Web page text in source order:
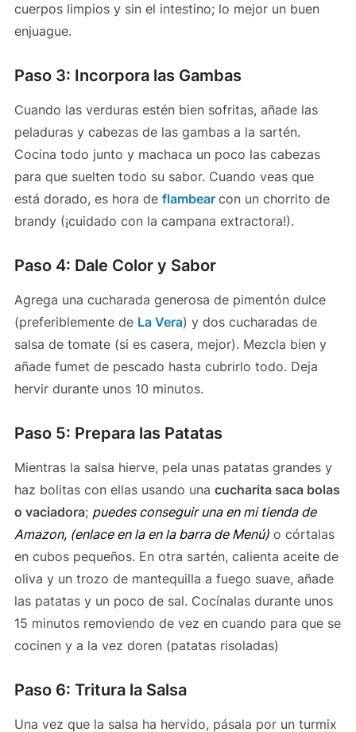
cuerpos limpios y sin el intestino; lo mejor un buen
enjuague.
Paso 3: Incorpora las Gambas
Cuando las verduras estén bien sofritas, añade las
peladuras y cabezas de las gambas a la sartén.
Cocina todo junto y machaca un poco las cabezas
para que suelten todo su sabor. Cuando veas que
está dorado, es hora de flambear con un chorrito de
brandy (¡cuidado con la campana extractora!).
Paso 4: Dale Color y Sabor
Agrega una cucharada generosa de pimentón dulce
(preferiblemente de La Vera) y dos cucharadas de
salsa de tomate (si es casera, mejor). Mezcla bien y
añade fumet de pescado hasta cubrirlo todo. Deja
hervir durante unos 10 minutos.
Paso 5: Prepara las Patatas
Mientras la salsa hierve, pela unas patatas grandes y
haz bolitas con ellas usando una cucharita saca bolas
o vaciadora; puedes conseguir una en mi tienda de
Amazon, (enlace en la en la barra de Menú) o córtalas
en cubos pequeños. En otra sartén, calienta aceite de
oliva y un trozo de mantequilla a fuego suave, añade
las patatas y un poco de sal. Cocínalas durante unos
15 minutos removiendo de vez en cuando para que se
cocinen y a la vez doren (patatas risoladas)
Paso 6: Tritura la Salsa
Una vez que la salsa ha hervido, pásala por un turmix